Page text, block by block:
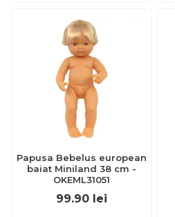
Papusa Bebelus european
baiat Miniland 38 cm -
OKEML31051
99.90 lei